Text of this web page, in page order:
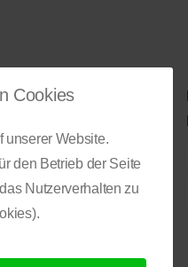
Cookies
unserer Website.
den Betrieb der Seite
Nutzerverhalten zu